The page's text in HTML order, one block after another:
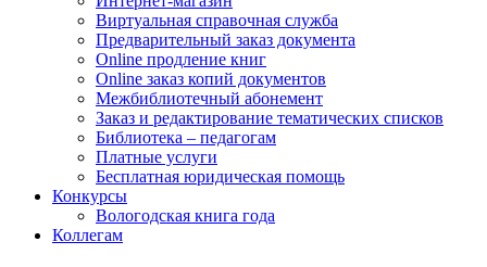
Виртуальная справочная служба
Предварительный заказ документа
Online продление книг
Online заказ копий документов
Межбиблиотечный абонемент
Заказ и редактирование тематических списков
Библиотека – педагогам
Платные услуги
Бесплатная юридическая помощь
Конкурсы
Вологодская книга года
Коллегам